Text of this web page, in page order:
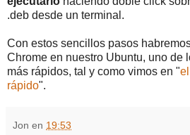
.deb desde un terminal.
Con estos sencillos pasos
Chrome en nuestro Ubuntu, uno de
más rápidos, tal y como vimos en "
rápido".
Jon en 19:53